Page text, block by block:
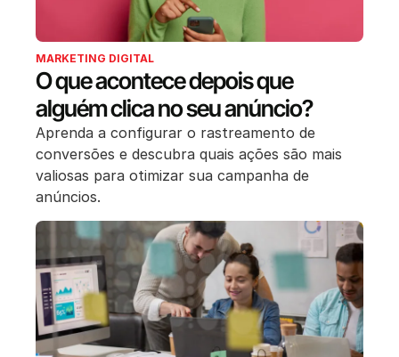
MARKETING DIGITAL
O que acontece depois que
alguém clica no seu anúncio?
Aprenda a configurar o rastreamento de
conversões e descubra quais ações são mais
valiosas para otimizar sua campanha de
anúncios.